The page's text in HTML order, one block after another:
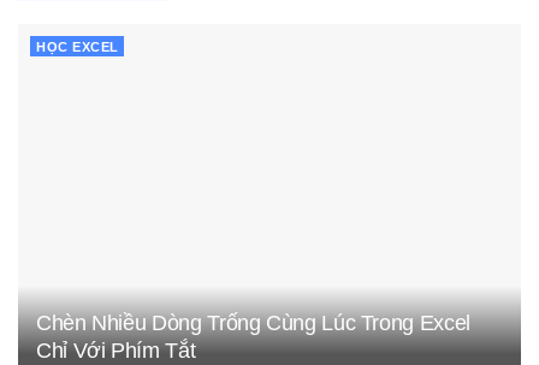
HỌC EXCEL
Chèn Nhiều Dòng Trống Cùng Lúc Trong Excel
Chỉ Với Phím Tắt